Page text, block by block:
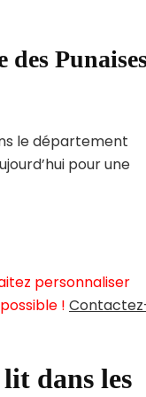
le département
pour une
personnaliser
!
dans les